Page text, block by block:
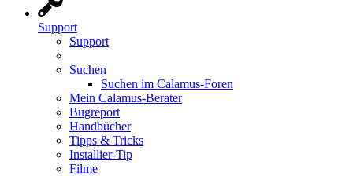
Support
Support
Suchen
Suchen im Calamus-Foren
Mein Calamus-Berater
Bugreport
Handbücher
Tipps & Tricks
Installier-Tip
Filme